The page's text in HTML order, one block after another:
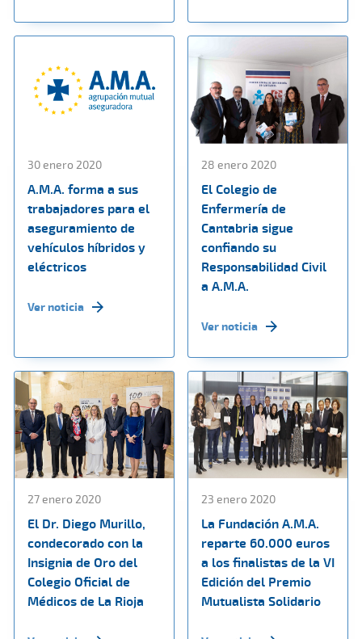
30 enero 2020
A.M.A. forma a sus
trabajadores para el
aseguramiento de
vehículos híbridos y
eléctricos
Ver noticia
28 enero 2020
El Colegio de
Enfermería de
Cantabria sigue
confiando su
Responsabilidad Civil
a A.M.A.
Ver noticia
27 enero 2020
El Dr. Diego Murillo,
condecorado con la
Insignia de Oro del
Colegio Oficial de
Médicos de La Rioja
23 enero 2020
La Fundación A.M.A.
reparte 60.000 euros
a los finalistas de la VI
Edición del Premio
Mutualista Solidario